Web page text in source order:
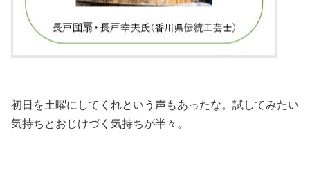
初日を土曜にしてくれという声もあったな。試してみたい
気持ちとおじけづく気持ちが半々。